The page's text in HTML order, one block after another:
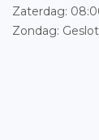
Zaterdag:
Zondag: